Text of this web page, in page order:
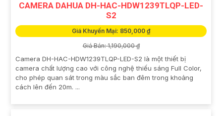
CAMERA DAHUA DH-HAC-HDW1239TLQP-LED-
S2
Giá Khuyến Mại: 850,000 ₫
Giá Bán: 1,190,000 ₫
Camera DH-HAC-HDW1239TLQP-LED-S2 là một thiết bị
camera chất lượng cao với công nghệ thiếu sáng Full Color,
cho phép quan sát trong màu sắc ban đêm trong khoảng
cách lên đến 20m. ...